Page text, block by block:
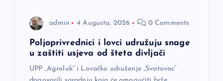
admin 4 Augusta, 2026 0 Comments
Poljoprivrednici i lovci udružuju snage
u zaštiti usjeva od šteta divljači
UPP „Agroluk“ i Lovačko udruženje „Svatovac“